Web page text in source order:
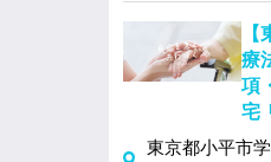
療
項
宅
東京都小平市